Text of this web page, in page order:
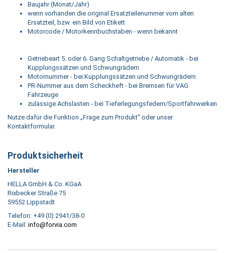
Baujahr (Monat/Jahr)
wenn vorhanden die original Ersatzteilenummer vom alten
Ersatzteil, bzw. ein Bild von Etikett
Motorcode / Motorkennbuchstaben - wenn bekannt
Getriebeart 5. oder 6. Gang Schaltgetriebe / Automatik - bei
Kupplungssätzen und Schwungrädern
Motornummer - bei Kupplungssätzen und Schwungrädern
PR-Nummer aus dem Scheckheft - bei Bremsen für VAG
Fahrzeuge
zulässige Achslasten - bei Tieferlegungsfedern/Sportfahrwerken
Nutze dafür die Funktion „Frage zum Produkt“ oder unser
Kontaktformular.
Produktsicherheit
Hersteller
HELLA GmbH & Co. KGaA
Rixbecker Straße 75
59552 Lippstadt
Telefon: +49 (0) 2941/38-0
E-Mail: info@forvia.com